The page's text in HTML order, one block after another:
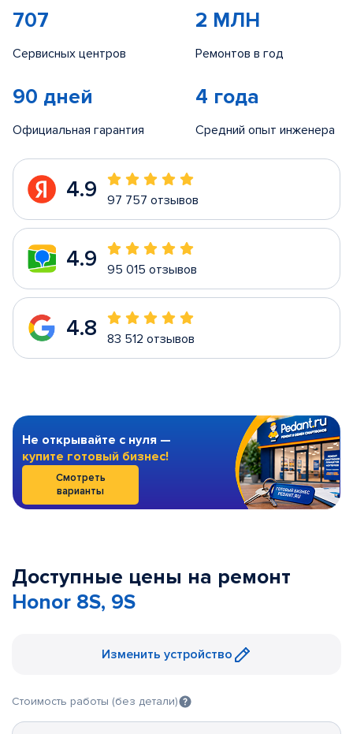
707
Сервисных центров
2 МЛН
Ремонтов в год
90 дней
Официальная гарантия
4 года
Средний опыт инженера
4.9 97 757 отзывов
4.9 95 015 отзывов
4.8 83 512 отзывов
Не открывайте с нуля —
купите готовый бизнес!
Смотреть
варианты
Доступные цены на ремонт
Honor 8S, 9S
Изменить устройство
Стоимость работы (без детали)